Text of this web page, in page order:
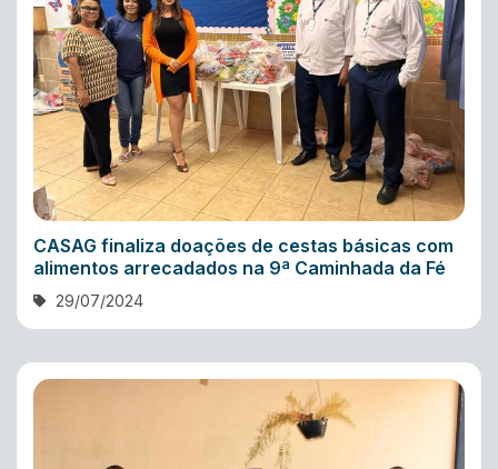
CASAG finaliza doações de cestas básicas com
alimentos arrecadados na 9ª Caminhada da Fé
29/07/2024